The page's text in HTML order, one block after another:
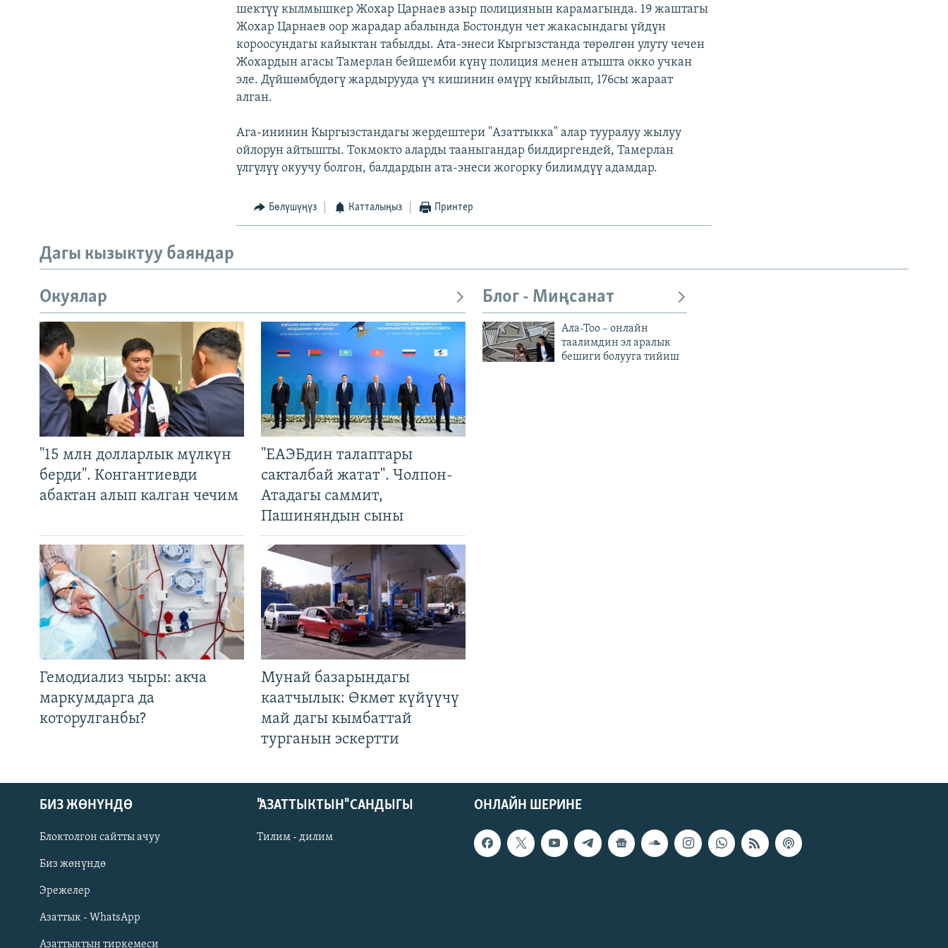
Русский
ОНЛАЙН ШЕРИНЕ
шектүү кылмышкер Жохар Царнаев азыр полициянын карамагында. 19 жаштагы
Жохар Царнаев оор жарадар абалында Бостондун чет жакасындагы үйдүн
короосундагы кайыктан табылды. Ата-энеси Кыргызстанда төрөлгөн улуту чечен
Жохардын агасы Тамерлан бейшемби күнү полиция менен атышта окко учкан
эле. Дүйшөмбүдөгү жардырууда үч кишинин өмүрү кыйылып, 176сы жараат
алган.
Ага-ининин Кыргызстандагы жердештери "Азаттыкка" алар тууралуу жылуу
ойлорун айтышты. Токмокто аларды тааныгандар билдиргендей, Тамерлан
үлгүлүү окуучу болгон, балдардын ата-энеси жогорку билимдүү адамдар.
Бөлүшүңүз Катталыңыз Принтер
Дагы кызыктуу баяндар
Окуялар
"15 млн долларлык мүлкүн
берди". Конгантиевди
абактан алып калган чечим
"ЕАЭБдин талаптары
сакталбай жатат". Чолпон-
Атадагы саммит,
Пашиняндын сыны
Гемодиализ чыры: акча
маркумдарга да
которулганбы?
Мунай базарындагы
каатчылык: Өкмөт күйүүчү
май дагы кымбаттай
турганын эскертти
Блог - Миңсанат
Ала-Тоо – онлайн
таалимдин эл аралык
бешиги болууга тийиш
ОНЛАЙН ШЕРИНЕ
БИЗ ЖӨНҮНДӨ
Блоктолгон сайтты ачуу
Биз жөнүндө
Эрежелер
Азаттык - WhatsApp
Азаттыктын тиркемеси
"АЗАТТЫКТЫН" САНДЫГЫ
Тилим - дилим